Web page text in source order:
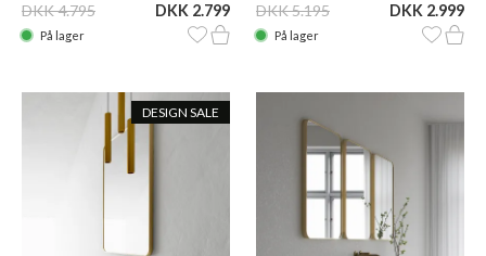
DKK 4.795 DKK 2.799
På lager
DKK 5.195 DKK 2.999
På lager
DESIGN SALE